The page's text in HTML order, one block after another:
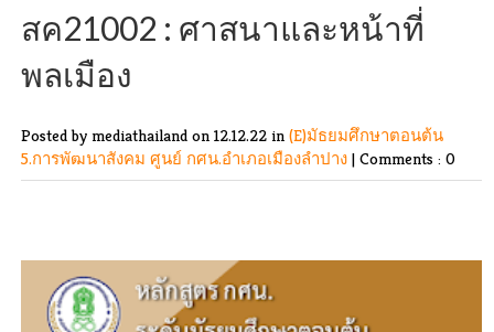
สค21002 : ศาสนาและหน้าที่
พลเมือง
Posted by mediathailand on 12.12.22 in (E)มัธยมศึกษาตอนต้น
5.การพัฒนาสังคม ศูนย์ กศน.อำเภอเมืองลำปาง | Comments : 0